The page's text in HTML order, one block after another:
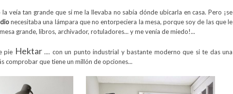
veía tan grande que si me la llevaba no sabía dónde ubicarla en casa. Pero ¡se
necesitaba una lámpara que no entorpeciera la mesa, porque soy de las que le
grande, libros, archivador, rotuladores... y me venía de miedo!...
pie Hektar.... con un punto industrial y bastante moderno que si te das una
comprobar que tiene un millón de opciones...